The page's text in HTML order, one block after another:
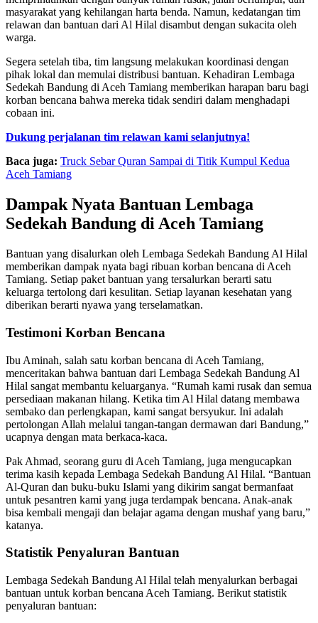
masyarakat yang kehilangan harta benda. Namun, kedatangan tim
relawan dan bantuan dari Al Hilal disambut dengan sukacita oleh
warga.
Segera setelah tiba, tim langsung melakukan koordinasi dengan
pihak lokal dan memulai distribusi bantuan. Kehadiran Lembaga
Sedekah Bandung di Aceh Tamiang memberikan harapan baru bagi
korban bencana bahwa mereka tidak sendiri dalam menghadapi
cobaan ini.
Dukung perjalanan tim relawan kami selanjutnya!
Baca juga: Truck Sebar Quran Sampai di Titik Kumpul Kedua
Aceh Tamiang
Dampak Nyata Bantuan Lembaga
Sedekah Bandung di Aceh Tamiang
Bantuan yang disalurkan oleh Lembaga Sedekah Bandung Al Hilal
memberikan dampak nyata bagi ribuan korban bencana di Aceh
Tamiang. Setiap paket bantuan yang tersalurkan berarti satu
keluarga tertolong dari kesulitan. Setiap layanan kesehatan yang
diberikan berarti nyawa yang terselamatkan.
Testimoni Korban Bencana
Ibu Aminah, salah satu korban bencana di Aceh Tamiang,
menceritakan bahwa bantuan dari Lembaga Sedekah Bandung Al
Hilal sangat membantu keluarganya. “Rumah kami rusak dan semua
persediaan makanan hilang. Ketika tim Al Hilal datang membawa
sembako dan perlengkapan, kami sangat bersyukur. Ini adalah
pertolongan Allah melalui tangan-tangan dermawan dari Bandung,”
ucapnya dengan mata berkaca-kaca.
Pak Ahmad, seorang guru di Aceh Tamiang, juga mengucapkan
terima kasih kepada Lembaga Sedekah Bandung Al Hilal. “Bantuan
Al-Quran dan buku-buku Islami yang dikirim sangat bermanfaat
untuk pesantren kami yang juga terdampak bencana. Anak-anak
bisa kembali mengaji dan belajar agama dengan mushaf yang baru,”
katanya.
Statistik Penyaluran Bantuan
Lembaga Sedekah Bandung Al Hilal telah menyalurkan berbagai
bantuan untuk korban bencana Aceh Tamiang. Berikut statistik
penyaluran bantuan: